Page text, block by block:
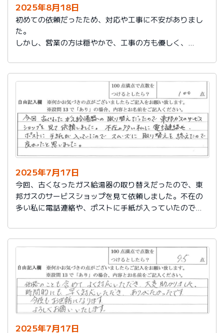
2025年8月18日
初めての依頼だったため、対応や工事に不安がありまし
た。
しかし、営業の方は穏やかで、工事の方も優しく、
また今後、何かあれば利用させて頂きます。
ありがとうございました。
2025年7月17日
今回、古くなったガス給湯器の取り替えだったので、東
邦ガスのサービスショップを見て依頼しました。不在の
多い私に電話連絡や、ポストに手紙が入っていたので、
た。
2025年7月17日